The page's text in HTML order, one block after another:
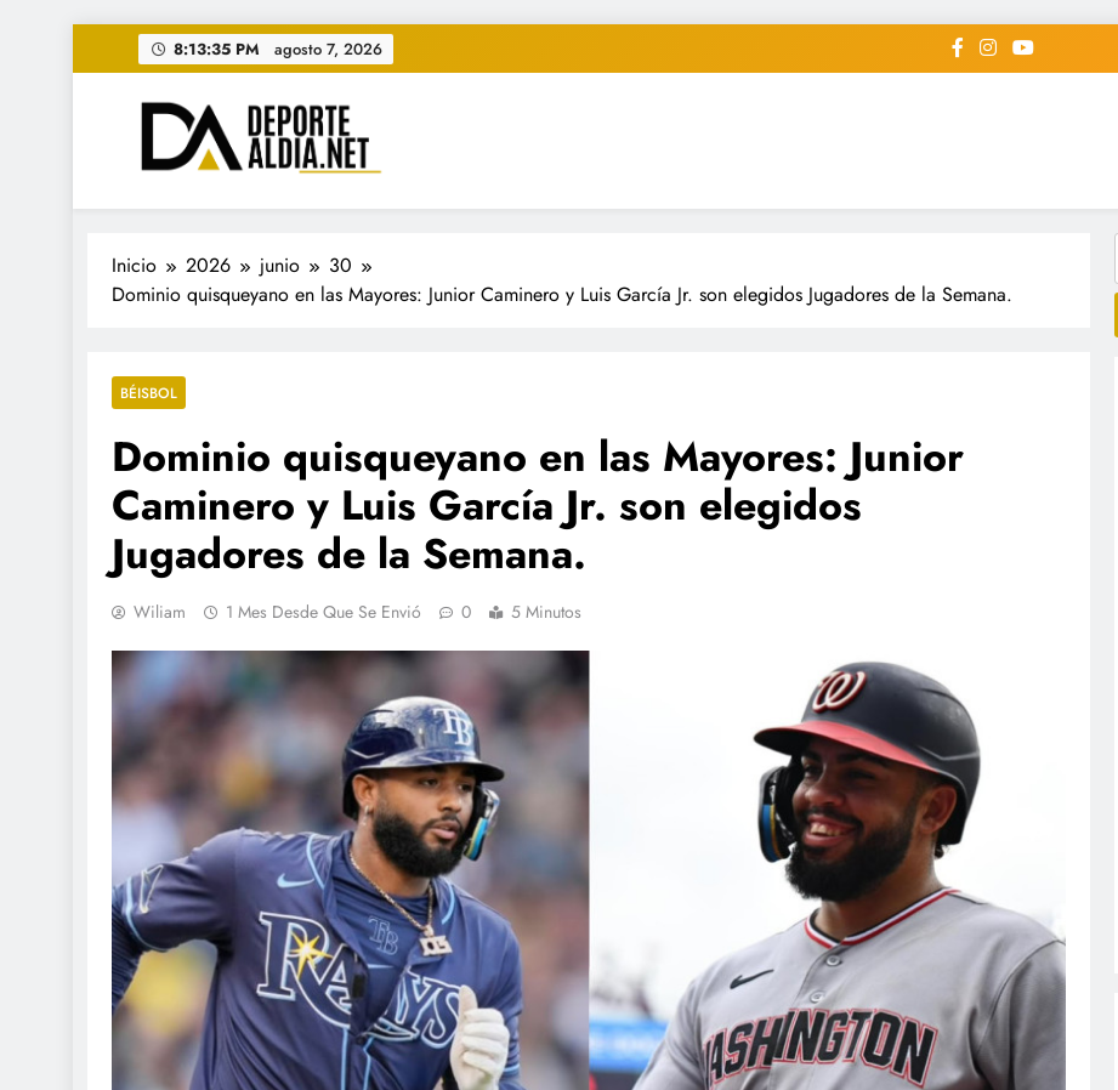
al
contenido
8:13:37 PM agosto 7, 2026
• DEPORTE AL DIA • "Periodico Deportivo Digital"
www.deportealdia.net #deportealdia #deportealdiard #deportealdiaperiodico
Inicio 2026 junio
30
Dominio quisqueyano en las Mayores: Junior Caminero y Luis García Jr. son elegidos Jugadores de la Semana.
BÉISBOL
Dominio quisqueyano en las Mayores: Junior
Caminero y Luis García Jr. son elegidos
Jugadores de la Semana.
Wiliam 1 Mes Desde Que Se Envió 0 5 Minutos